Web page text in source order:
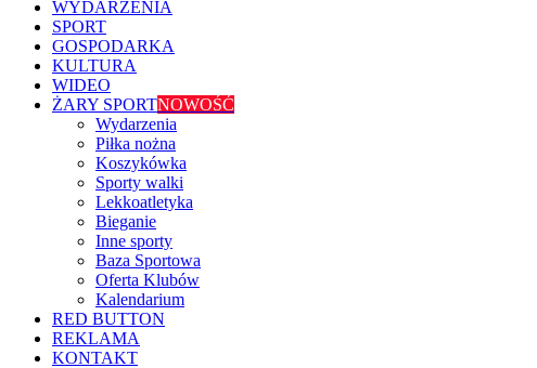
WYDARZENIA
SPORT
GOSPODARKA
KULTURA
WIDEO
ŻARY SPORTNOWOŚĆ
Wydarzenia
Piłka nożna
Koszykówka
Sporty walki
Lekkoatletyka
Bieganie
Inne sporty
Baza Sportowa
Oferta Klubów
Kalendarium
RED BUTTON
REKLAMA
KONTAKT